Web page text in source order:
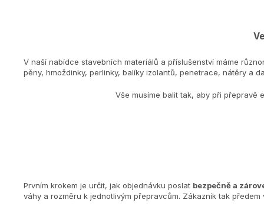
V naší nabídce stavebních materiálů a příslušenství máme
pěny, hmoždinky, perlinky, balíky izolantů, penetrace, nátěry a
Vše musíme balit tak, aby při přepravě
Prvním krokem je určit, jak objednávku poslat bezpečně a
váhy a rozměru k jednotlivým přepravcům. Zákazník tak